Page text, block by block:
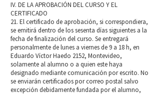
IV. DE LA APROBACIÓN DEL CURSO Y EL
CERTIFICADO
21. El certificado de aprobación, si correspondiera,
se emitirá dentro de los sesenta días siguientes a la
fecha de finalización del curso. Se entregará
personalmente de lunes a viernes de 9 a 18 h, en
Eduardo Víctor Haedo 2152, Montevideo,
solamente al alumno o a quien este haya
designado mediante comunicación por escrito. No
se enviarán certificados por correo postal salvo
excepción debidamente fundada por el alumno,